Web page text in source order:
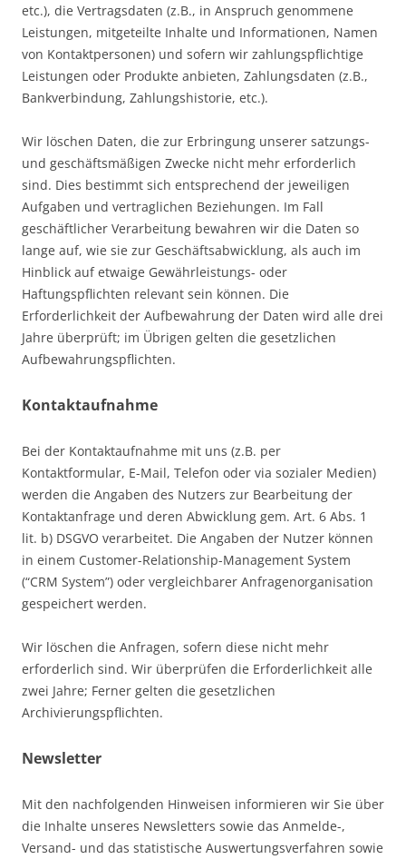
etc.), die Vertragsdaten (z.B., in Anspruch genommene
Leistungen, mitgeteilte Inhalte und Informationen, Namen
von Kontaktpersonen) und sofern wir zahlungspflichtige
Leistungen oder Produkte anbieten, Zahlungsdaten (z.B.,
Bankverbindung, Zahlungshistorie, etc.).
Wir löschen Daten, die zur Erbringung unserer satzungs-
und geschäftsmäßigen Zwecke nicht mehr erforderlich
sind. Dies bestimmt sich entsprechend der jeweiligen
Aufgaben und vertraglichen Beziehungen. Im Fall
geschäftlicher Verarbeitung bewahren wir die Daten so
lange auf, wie sie zur Geschäftsabwicklung, als auch im
Hinblick auf etwaige Gewährleistungs- oder
Haftungspflichten relevant sein können. Die
Erforderlichkeit der Aufbewahrung der Daten wird alle drei
Jahre überprüft; im Übrigen gelten die gesetzlichen
Aufbewahrungspflichten.
Kontaktaufnahme
Bei der Kontaktaufnahme mit uns (z.B. per
Kontaktformular, E-Mail, Telefon oder via sozialer Medien)
werden die Angaben des Nutzers zur Bearbeitung der
Kontaktanfrage und deren Abwicklung gem. Art. 6 Abs. 1
lit. b) DSGVO verarbeitet. Die Angaben der Nutzer können
in einem Customer-Relationship-Management System
(“CRM System”) oder vergleichbarer Anfragenorganisation
gespeichert werden.
Wir löschen die Anfragen, sofern diese nicht mehr
erforderlich sind. Wir überprüfen die Erforderlichkeit alle
zwei Jahre; Ferner gelten die gesetzlichen
Archivierungspflichten.
Newsletter
Mit den nachfolgenden Hinweisen informieren wir Sie über
die Inhalte unseres Newsletters sowie das Anmelde-,
Versand- und das statistische Auswertungsverfahren sowie